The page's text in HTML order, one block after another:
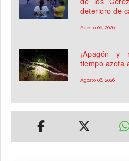
deterioro de
Agosto 06, 2026
¡Apagón y
tiempo azota
Agosto 06, 2026